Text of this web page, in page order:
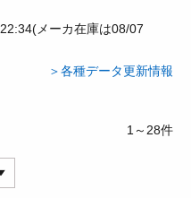
メーカ在庫は08/07
＞各種データ更新情報
1～28件